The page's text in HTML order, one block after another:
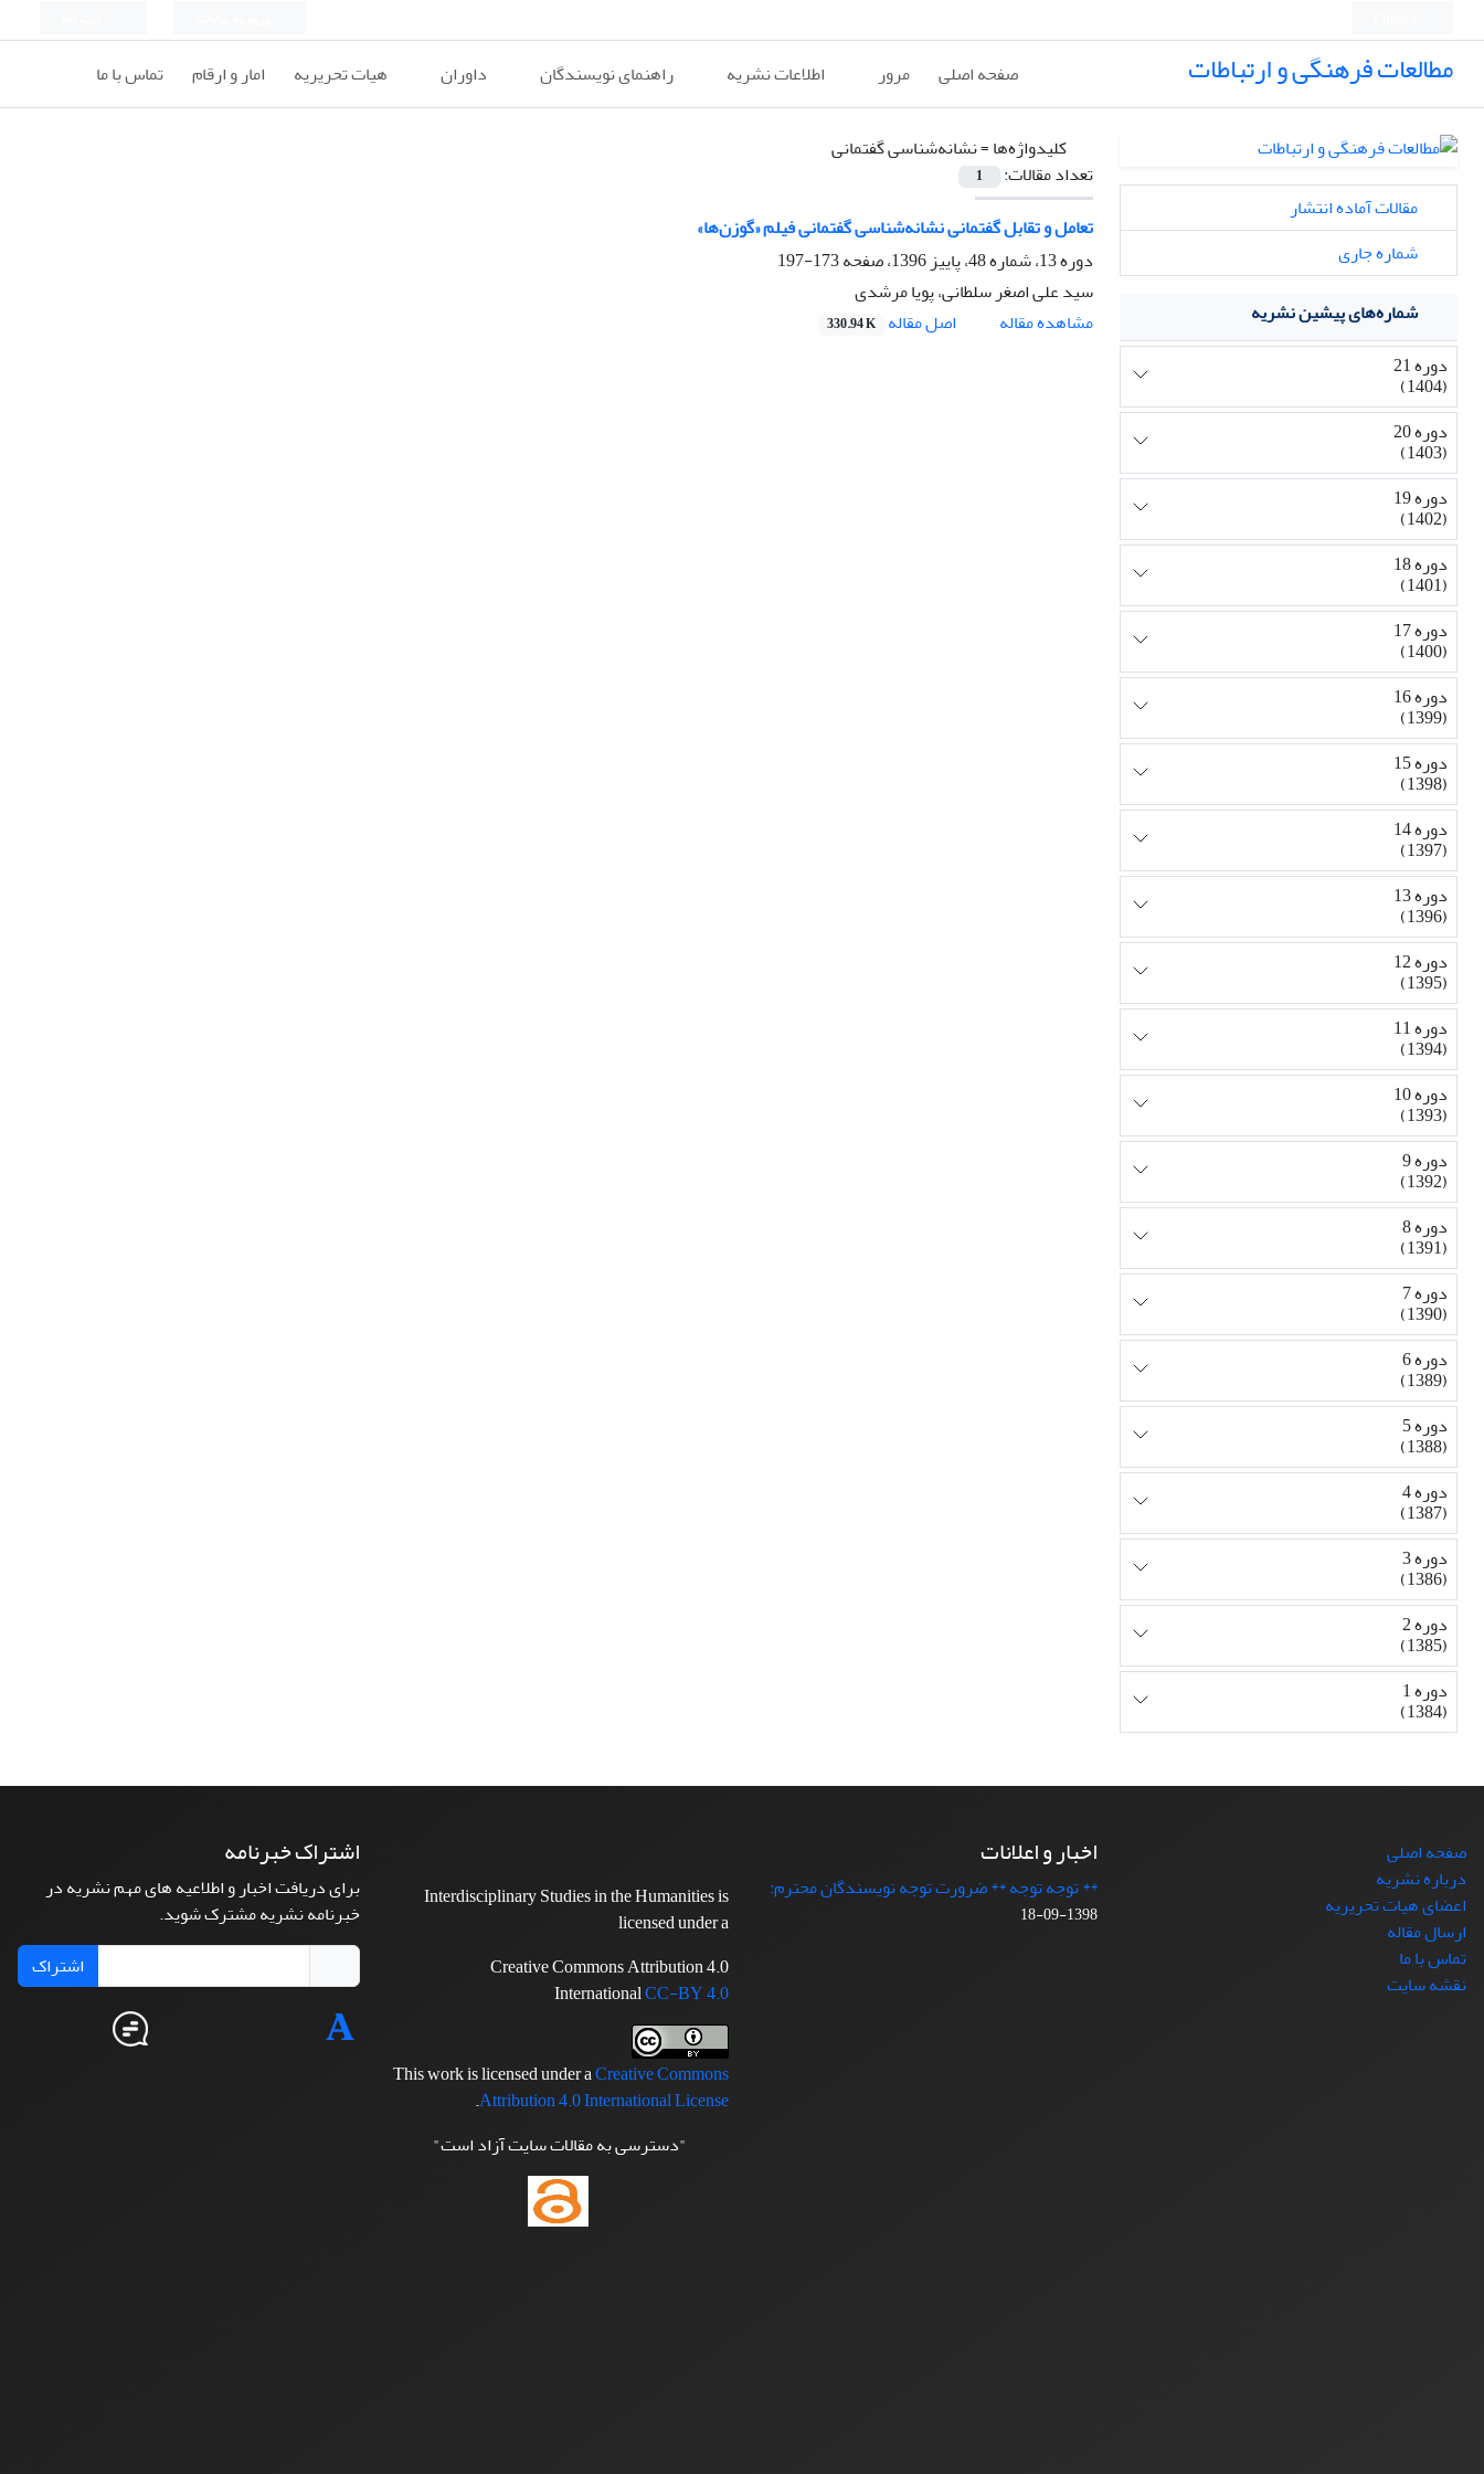
مطالعات فرهنگی و ارتباطات صفحه اصلی مرور اطلاعات نشریه راهنمای نویسندگان داوران هیات تحریریه امار و ارقام تماس با ما
کلیدواژه‌ها =نشانه‌شناسی گفتمانی
تعداد مقالات:
1
تعامل و تقابل گفتمانی نشانه‌شناسی گفتمانی فیلم «گوزن‌ها»
دوره 13، شماره 48، پاییز 1396، صفحه
173-197
سید علی اصغر سلطانی، پویا مرشدی
مشاهده مقاله
اصل مقاله 330.94 K
مقالات آماده انتشار
شماره جاری
شماره‌های پیشین نشریه
دوره 21
(1404)
دوره 20
(1403)
دوره 19
(1402)
دوره 18
(1401)
دوره 17
(1400)
دوره 16
(1399)
دوره 15
(1398)
دوره 14
(1397)
دوره 13
(1396)
دوره 12
(1395)
دوره 11
(1394)
دوره 10
(1393)
دوره 9
(1392)
دوره 8
(1391)
دوره 7
(1390)
دوره 6
(1389)
دوره 5
(1388)
دوره 4
(1387)
دوره 3
(1386)
دوره 2
(1385)
دوره 1
(1384)
صفحه اصلی
درباره نشریه
اعضای هیات تحریریه
ارسال مقاله
تماس با ما
نقشه سایت
اخبار و اعلانات
** توجه توجه ** ضرورت توجه نویسندگان محترم:
1398-09-18
Interdisciplinary Studies in the Humanities is
licensed under a
Creative Commons Attribution 4.0
InternationalCC-BY 4.0
This work is licensed under aCreative Commons
Attribution 4.0 International License
.
"دسترسی به مقالات سایت آزاد است"
اشتراک خبرنامه
برای دریافت اخبار و اطلاعیه های مهم نشریه در
خبرنامه نشریه مشترک شوید.
اشتراک